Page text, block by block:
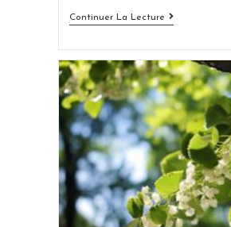
Continuer La LectureVivre
Mer
:
Pourquoi
Saint-
Malo
Attire
De
Plus
En
Plus
De
Familles
?